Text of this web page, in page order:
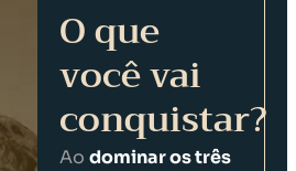
O que
você vai
conquistar?
Aodominar os três